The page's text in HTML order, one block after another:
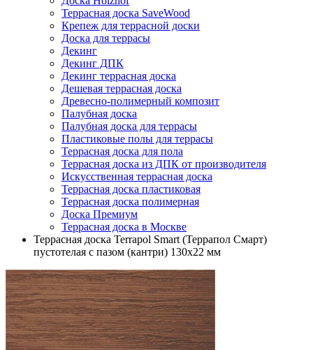
Террасная доска SaveWood
Крепеж для террасной доски
Доска для террасы
Декинг
Декинг ДПК
Декинг террасная доска
Дешевая террасная доска
Древесно-полимерный композит
Палубная доска
Палубная доска для террасы
Пластиковые полы для террасы
Террасная доска для пола
Террасная доска из ДПК от производителя
Искусственная террасная доска
Террасная доска пластиковая
Террасная доска полимерная
Доска Премиум
Террасная доска в Москве
Террасная доска Terrapol Smart (Террапол Смарт)
пустотелая с пазом (кантри) 130х22 мм